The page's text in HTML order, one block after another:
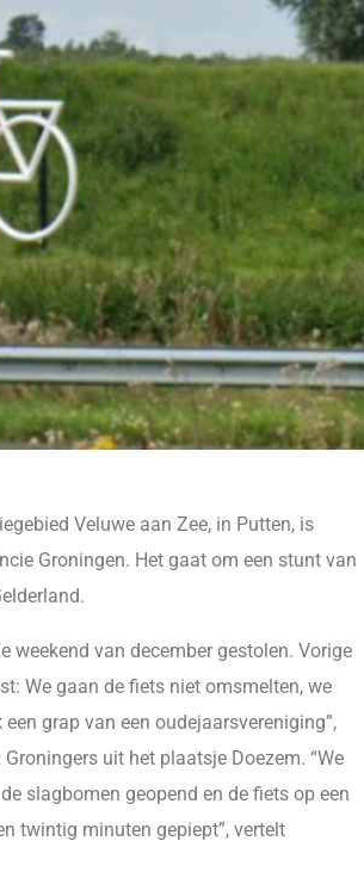
Veluwe aan Zee, in Putten, is
Groningen. Het gaat om een stunt van
weekend van december gestolen. Vorige
We gaan de fiets niet omsmelten, we
grap van een oudejaarsvereniging”,
uit het plaatsje Doezem. “We
slagbomen geopend en de fiets op een
twintig minuten gepiept”, vertelt